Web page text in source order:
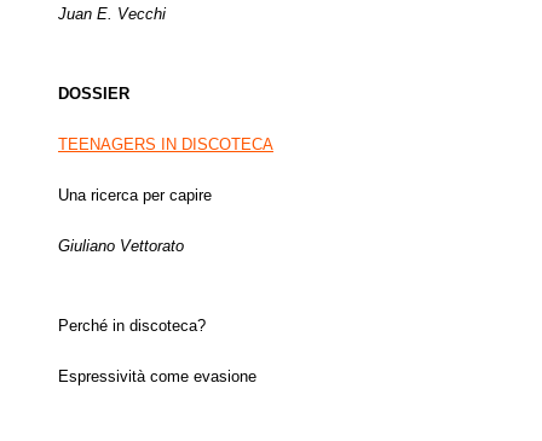
Juan E. Vecchi
DOSSIER
TEENAGERS IN DISCOTECA
Una ricerca per capire
Giuliano Vettorato
Perché in discoteca?
Espressività come evasione